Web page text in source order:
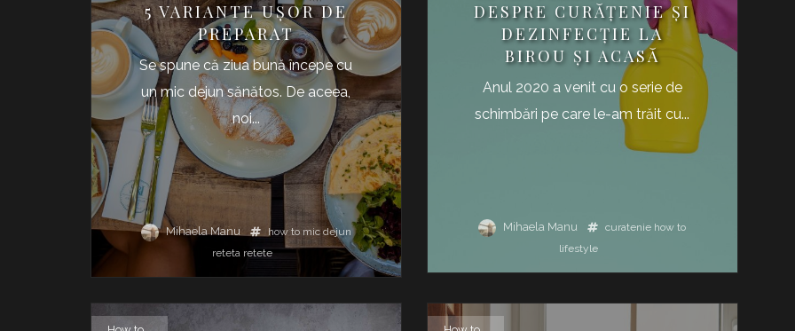
5 VARIANTE UȘOR DE
PREPARAT
Se spune că ziua bună începe cu
un mic dejun sănătos. De aceea,
noi...
Mihaela Manu how to mic dejun
reteta retete
DESPRE CURĂȚENIE ȘI
DEZINFECȚIE LA
BIROU ȘI ACASĂ
Anul 2020 a venit cu o serie de
schimbări pe care le-am trăit cu...
Mihaela Manu curatenie how to
lifestyle